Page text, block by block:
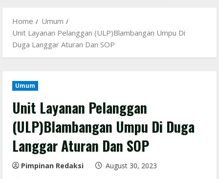
Home
Umum
Unit Layanan Pelanggan (ULP)Blambangan Umpu Di
Duga Langgar Aturan Dan SOP
Umum
Unit Layanan Pelanggan
(ULP)Blambangan Umpu Di Duga
Langgar Aturan Dan SOP
Pimpinan Redaksi
August 30, 2023